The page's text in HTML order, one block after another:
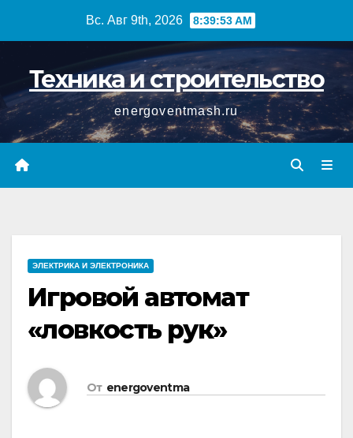
Вс. Авг 9th, 2026 8:39:54 AM
Техника и строительство
energoventmash.ru
ЭЛЕКТРИКА И ЭЛЕКТРОНИКА
Игровой автомат
«ловкость рук»
От energoventma